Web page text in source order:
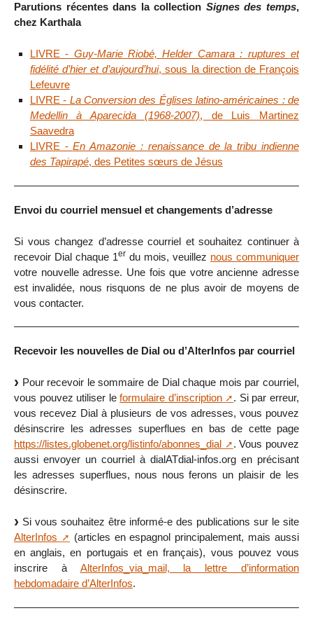
Parutions récentes dans la collection Signes des temps,
chez Karthala
LIVRE - Guy-Marie Riobé, Helder Camara : ruptures et
fidélité d’hier et d’aujourd’hui, sous la direction de François
Lefeuvre
LIVRE - La Conversion des Églises latino-américaines : de
Medellin à Aparecida (1968-2007), de Luis Martinez
Saavedra
LIVRE -En Amazonie : renaissance de la tribu indienne
des Tapirapé, des Petites sœurs de Jésus
Envoi du courriel mensuel et changements d’adresse
Si vous changez d’adresse courriel et souhaitez continuer à
recevoir Dial chaque 1er du mois, veuillez nous communiquer
votre nouvelle adresse. Une fois que votre ancienne adresse
est invalidée, nous risquons de ne plus avoir de moyens de
vous contacter.
Recevoir les nouvelles de Dial ou d’AlterInfos par courriel
Pour recevoir le sommaire de Dial chaque mois par courriel,
vous pouvez utiliser leformulaire d’inscription
. Si par erreur,
vous recevez Dial à plusieurs de vos adresses, vous pouvez
désinscrire les adresses superflues en bas de cette page
https://listes.globenet.org/listinfo/abonnes_dial
. Vous pouvez
aussi envoyer un courriel à dialATdial-infos.org en précisant
les adresses superflues, nous nous ferons un plaisir de les
désinscrire.
Si vous souhaitez être informé-e des publications sur le site
AlterInfos
(articles en espagnol principalement, mais aussi
en anglais, en portugais et en français), vous pouvez vous
inscrire à AlterInfos_via_mail, la lettre d’information
hebdomadaire d’AlterInfos.